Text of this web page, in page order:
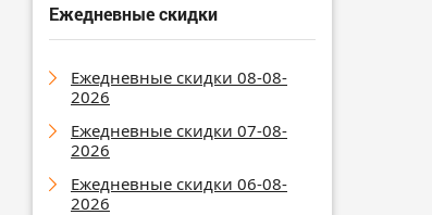
Ежедневные скидки
Ежедневные скидки 08-08-
2026
Ежедневные скидки 07-08-
2026
Ежедневные скидки 06-08-
2026